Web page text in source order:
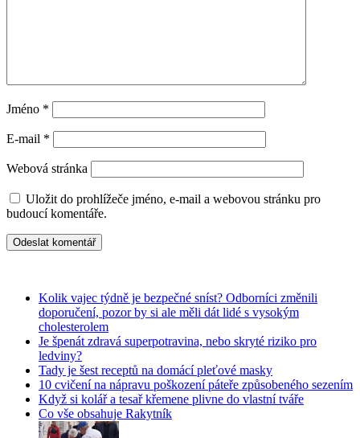
Jméno *
E-mail *
Webová stránka
Uložit do prohlížeče jméno, e-mail a webovou stránku pro
budoucí komentáře.
Kolik vajec týdně je bezpečné sníst? Odborníci změnili
doporučení, pozor by si ale měli dát lidé s vysokým
cholesterolem
Je špenát zdravá superpotravina, nebo skryté riziko pro
ledviny?
Tady je šest receptů na domácí pleťové masky
10 cvičení na nápravu poškození páteře způsobeného sezením
Když si kolář a tesař křemene plivne do vlastní tváře
Co vše obsahuje Rakytník